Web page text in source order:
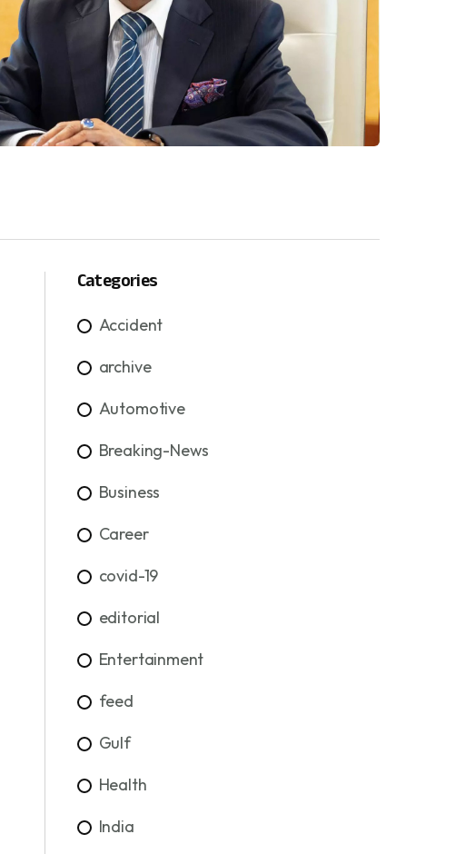
Categories
Accident
archive
Automotive
Breaking-News
Business
Career
covid-19
editorial
Entertainment
feed
Gulf
Health
India